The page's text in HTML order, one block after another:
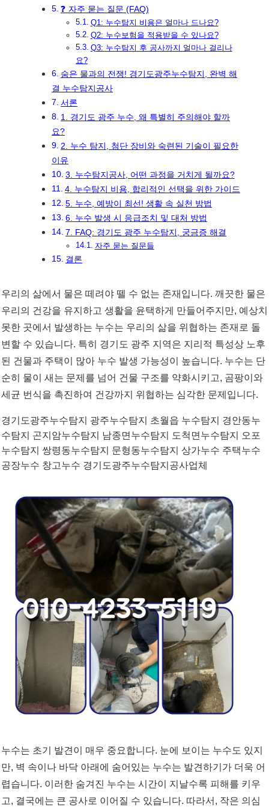
❓ 자주 묻는 질문 (FAQ)
Q1: 누수탐지 비용은 얼마나 드나요?
Q2: 누수보험을 적용받을 수 있나요?
Q3: 누수탐지 후 공사까지 얼마나 걸리나
요?
숨은 물과의 전쟁! 경기도광주누수탐지, 완벽 해
결 누수탐지공사
서론
1. 경기도 광주 누수, 왜 특별히 주의해야 할까
요?
2. 누수 탐지, 첨단 장비와 숙련된 기술이 필요한
이유
3. 누수탐지공사, 어떤 과정을 거치게 될까요?
4. 누수탐지 비용, 합리적인 선택을 위한 가이드
5. 누수, 예방이 최선! 생활 속 실천 방법
6. 누수 발생 시 응급조치 및 대처 방법
7. FAQ: 경기도 광주 누수탐지, 궁금증 해결
자주 묻는 질문들
결론
우리의 삶에서 물은 떼려야 뗄 수 없는 존재입니다. 깨끗한 물은
우리의 건강을 유지하고 생활을 윤택하게 만들어주지만, 예상치
못한 곳에서 발생하는 누수는 우리의 삶을 위협하는 존재로 돌
변할 수 있습니다. 특히 경기도 광주 지역은 지리적 특성상 노후
된 건물과 주택이 많아 누수 발생 가능성이 높습니다. 누수는 단
순히 물이 새는 문제를 넘어 건물 구조를 약화시키고, 곰팡이와
세균 번식을 촉진하여 건강까지 위협하는 심각한 문제입니다.
경기도광주누수탐지 광주누수탐지 초월읍 누수탐지 경안동누
수탐지 곤지암누수탐지 남종면누수탐지 도척면누수탐지 오포
누수탐지 쌍령동누수탐지 문형동누수탐지 상가누수 주택누수
공장누수 창고누수 경기도광주누수탐지공사업체
누수는 초기 발견이 매우 중요합니다. 눈에 보이는 누수도 있지
만, 벽 속이나 바닥 아래에 숨어있는 누수는 발견하기가 더욱 어
렵습니다. 이러한 숨겨진 누수는 시간이 지날수록 피해를 키우
고, 결국에는 큰 공사로 이어질 수 있습니다. 따라서, 작은 의심